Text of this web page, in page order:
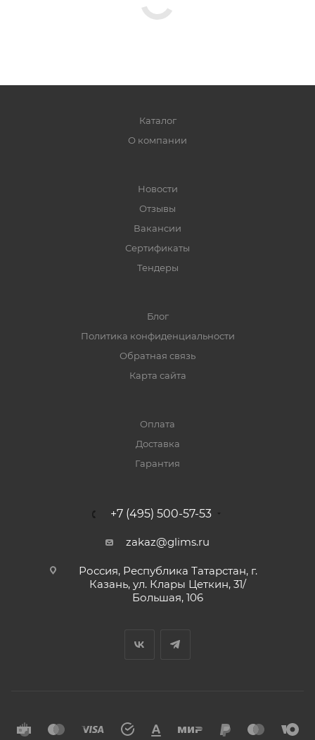
Каталог
О компании
Новости
Отзывы
Вакансии
Сертификаты
Тендеры
Блог
Политика конфиденциальности
Обратная связь
Карта сайта
Оплата
Доставка
Гарантия
+7 (495) 500-57-53
zakaz@glims.ru
Россия, Республика Татарстан, г.
Казань, ул. Клары Цеткин, 31/
Большая, 106